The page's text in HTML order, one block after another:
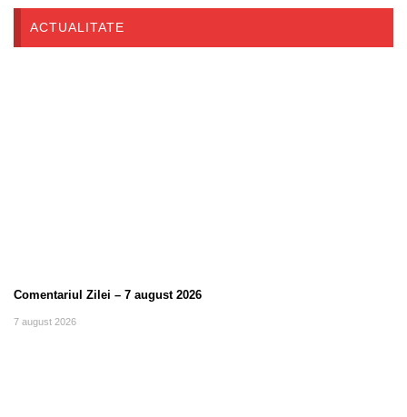
ACTUALITATE
Comentariul Zilei – 7 august 2026
7 august 2026